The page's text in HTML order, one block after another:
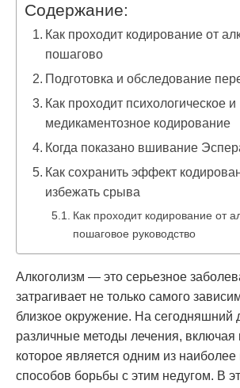
Содержание:
Как проходит кодирование от
пошагово
Подготовка и обследование
Как проходит психологическое и
медикаментозное кодирование
Когда показано вшивание
Как сохранить эффект
избежать срыва
Как проходит кодирование от
пошаговое руководство
Алкоголизм — это серьезное
затрагивает не только самого
близкое окружение. На сегодняшний
различные методы лечения, включая
которое является одним из
способов борьбы с этим недугом. В